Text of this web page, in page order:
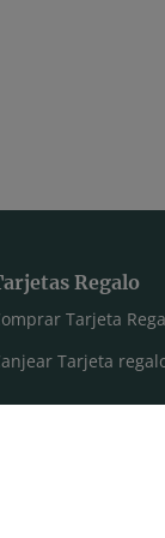
Regalo
Tarjeta
Tarjeta